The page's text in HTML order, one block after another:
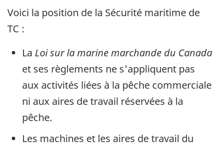
Voici la position de la Sécurité maritime de
TC :
La Loi sur la marine marchande du Canada
et ses règlements ne s'appliquent pas
aux activités liées à la pêche commerciale
ni aux aires de travail réservées à la
pêche.
Les machines et les aires de travail du